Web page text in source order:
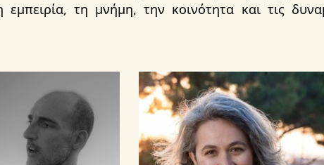
τη μνήμη, την κοινότητα και τις